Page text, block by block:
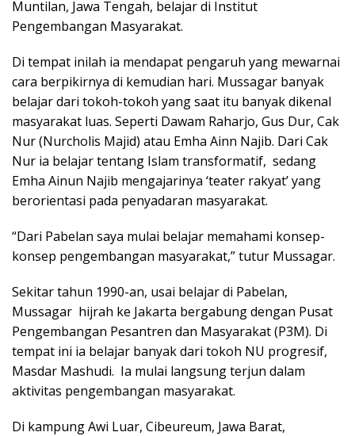
Muntilan, Jawa Tengah, belajar di Institut
Pengembangan Masyarakat.
Di tempat inilah ia mendapat pengaruh yang mewarnai
cara berpikirnya di kemudian hari. Mussagar banyak
belajar dari tokoh-tokoh yang saat itu banyak dikenal
masyarakat luas. Seperti Dawam Raharjo, Gus Dur, Cak
Nur (Nurcholis Majid) atau Emha Ainn Najib. Dari Cak
Nur ia belajar tentang Islam transformatif, sedang
Emha Ainun Najib mengajarinya ‘teater rakyat’ yang
berorientasi pada penyadaran masyarakat.
“Dari Pabelan saya mulai belajar memahami konsep-
konsep pengembangan masyarakat,” tutur Mussagar.
Sekitar tahun 1990-an, usai belajar di Pabelan,
Mussagar hijrah ke Jakarta bergabung dengan Pusat
Pengembangan Pesantren dan Masyarakat (P3M). Di
tempat ini ia belajar banyak dari tokoh NU progresif,
Masdar Mashudi. Ia mulai langsung terjun dalam
aktivitas pengembangan masyarakat.
Di kampung Awi Luar, Cibeureum, Jawa Barat,